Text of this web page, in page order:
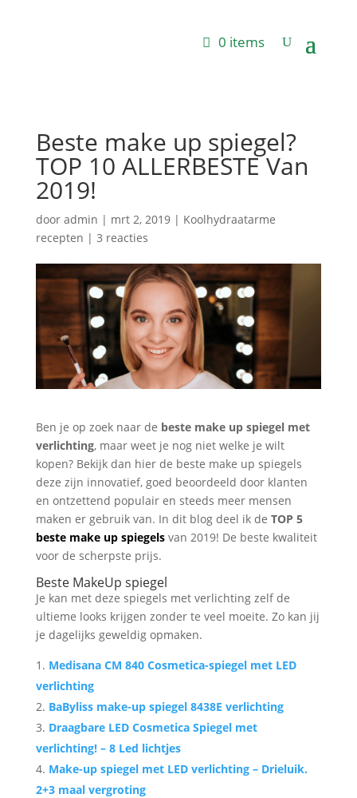
0 items
Beste make up spiegel?
TOP 10 ALLERBESTE Van
2019!
door admin | mrt 2, 2019| Koolhydraatarme
recepten | 3 reacties
Ben je op zoek naar de beste make up spiegel met
verlichting, maar weet je nog niet welke je wilt
kopen? Bekijk dan hier de beste make up spiegels
deze zijn innovatief, goed beoordeeld door klanten
en ontzettend populair en steeds meer mensen
maken er gebruik van. In dit blog deel ik de TOP 5
beste make up spiegels van 2019! De beste kwaliteit
voor de scherpste prijs.
Beste MakeUp spiegel
Je kan met deze spiegels met verlichting zelf de
ultieme looks krijgen zonder te veel moeite. Zo kan jij
je dagelijks geweldig opmaken.
Medisana CM 840 Cosmetica-spiegel met LED
verlichting
BaByliss make-up spiegel 8438E verlichting
Draagbare LED Cosmetica Spiegel met
verlichting! – 8 Led lichtjes
Make-up spiegel met LED verlichting – Drieluik.
2+3 maal vergroting